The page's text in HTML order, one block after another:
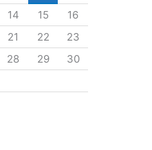
14 15
16
21 22
23
28 29
30